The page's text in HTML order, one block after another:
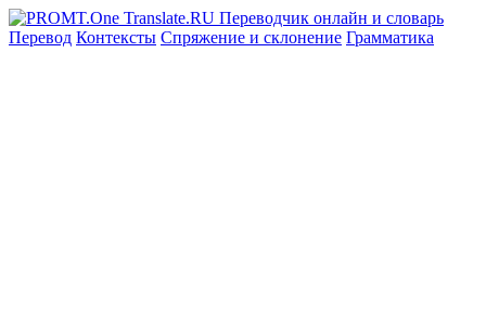
Перевод Контексты Спряжение и склонение Грамматика